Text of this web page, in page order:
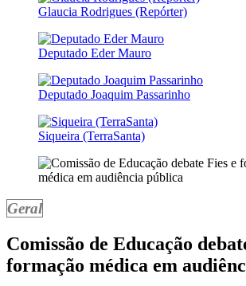
Glaucia Rodrigues (Repórter)
Deputado Eder Mauro
Deputado Joaquim Passarinho
Siqueira (TerraSanta)
Geral
Comissão de Educação
formação médica em